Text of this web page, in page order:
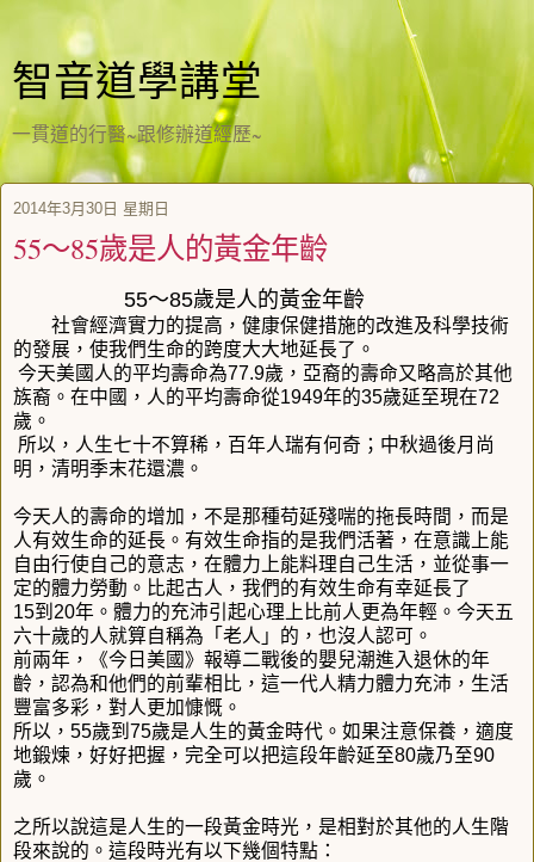
智音道學講堂
一貫道的行醫~跟修辦道經歷~
2014年3月30日 星期日
55～85歲是人的黃金年齡
55～85歲是人的黃金年齡
社會經濟實力的提高，健康保健措施的改進及科學技術
的發展，使我們生命的跨度大大地延長了。
今天美國人的平均壽命為77.9歲，亞裔的壽命又略高於其他
族裔。在中國，人的平均壽命從1949年的35歲延至現在72
歲。
所以，人生七十不算稀，百年人瑞有何奇；中秋過後月尚
明，清明季末花還濃。
今天人的壽命的增加，不是那種苟延殘喘的拖長時間，而是
人有效生命的延長。有效生命指的是我們活著，在意識上能
自由行使自己的意志，在體力上能料理自己生活，並從事一
定的體力勞動。比起古人，我們的有效生命有幸延長了
15到20年。體力的充沛引起心理上比前人更為年輕。今天五
六十歲的人就算自稱為「老人」的，也沒人認可。
前兩年，《今日美國》報導二戰後的嬰兒潮進入退休的年
齡，認為和他們的前輩相比，這一代人精力體力充沛，生活
豐富多彩，對人更加慷慨。
所以，55歲到75歲是人生的黃金時代。如果注意保養，適度
地鍛煉，好好把握，完全可以把這段年齡延至80歲乃至90
歲。
之所以說這是人生的一段黃金時光，是相對於其他的人生階
段來說的。這段時光有以下幾個特點：